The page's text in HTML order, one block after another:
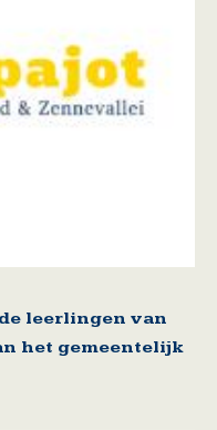
leerlingen van
het gemeentelijk